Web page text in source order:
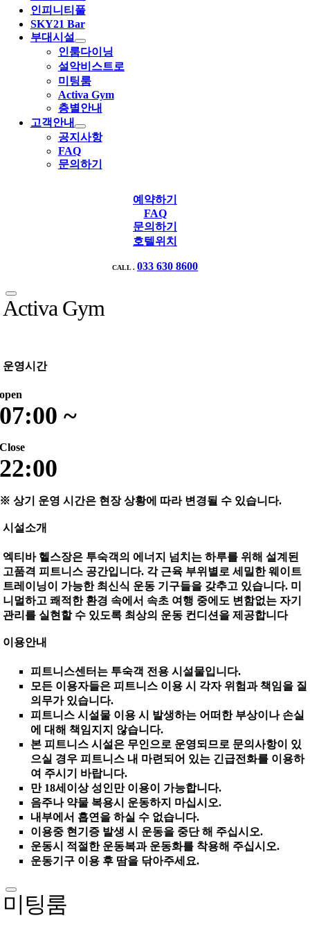
인피니티풀
SKY21 Bar
부대시설
인룸다이닝
설악비스트로
미팅룸
Activa Gym
층별안내
고객안내
공지사항
FAQ
문의하기
예약하기
FAQ
문의하기
호텔위치
CALL . 033 630 8600
Activa Gym
운영시간
open
07:00 ~
Close
22:00
※ 상기 운영 시간은 현장 상황에 따라 변경될 수 있습니다.
시설소개
엑티바 헬스장은 투숙객의 에너지 넘치는 하루를 위해 설계된
고품격 피트니스 공간입니다. 각 근육 부위별로 세밀한 웨이트
트레이닝이 가능한 최신식 운동 기구들을 갖추고 있습니다. 미
니멀하고 쾌적한 환경 속에서 속초 여행 중에도 변함없는 자기
관리를 실현할 수 있도록 최상의 운동 컨디션을 제공합니다
이용안내
피트니스센터는 투숙객 전용 시설물입니다.
모든 이용자들은 피트니스 이용 시 각자 위험과 책임을 질
의무가 있습니다.
피트니스 시설물 이용 시 발생하는 어떠한 부상이나 손실
에 대해 책임지지 않습니다.
본 피트니스 시설은 무인으로 운영되므로 문의사항이 있
으실 경우 피트니스 내 마련되어 있는 긴급전화를 이용하
여 주시기 바랍니다.
만 18세이상 성인만 이용이 가능합니다.
음주나 약물 복용시 운동하지 마십시오.
내부에서 흡연을 하실 수 없습니다.
이용중 현기증 발생 시 운동을 중단 해 주십시오.
운동시 적절한 운동복과 운동화를 착용해 주십시오.
운동기구 이용 후 땀을 닦아주세요.
미팅룸